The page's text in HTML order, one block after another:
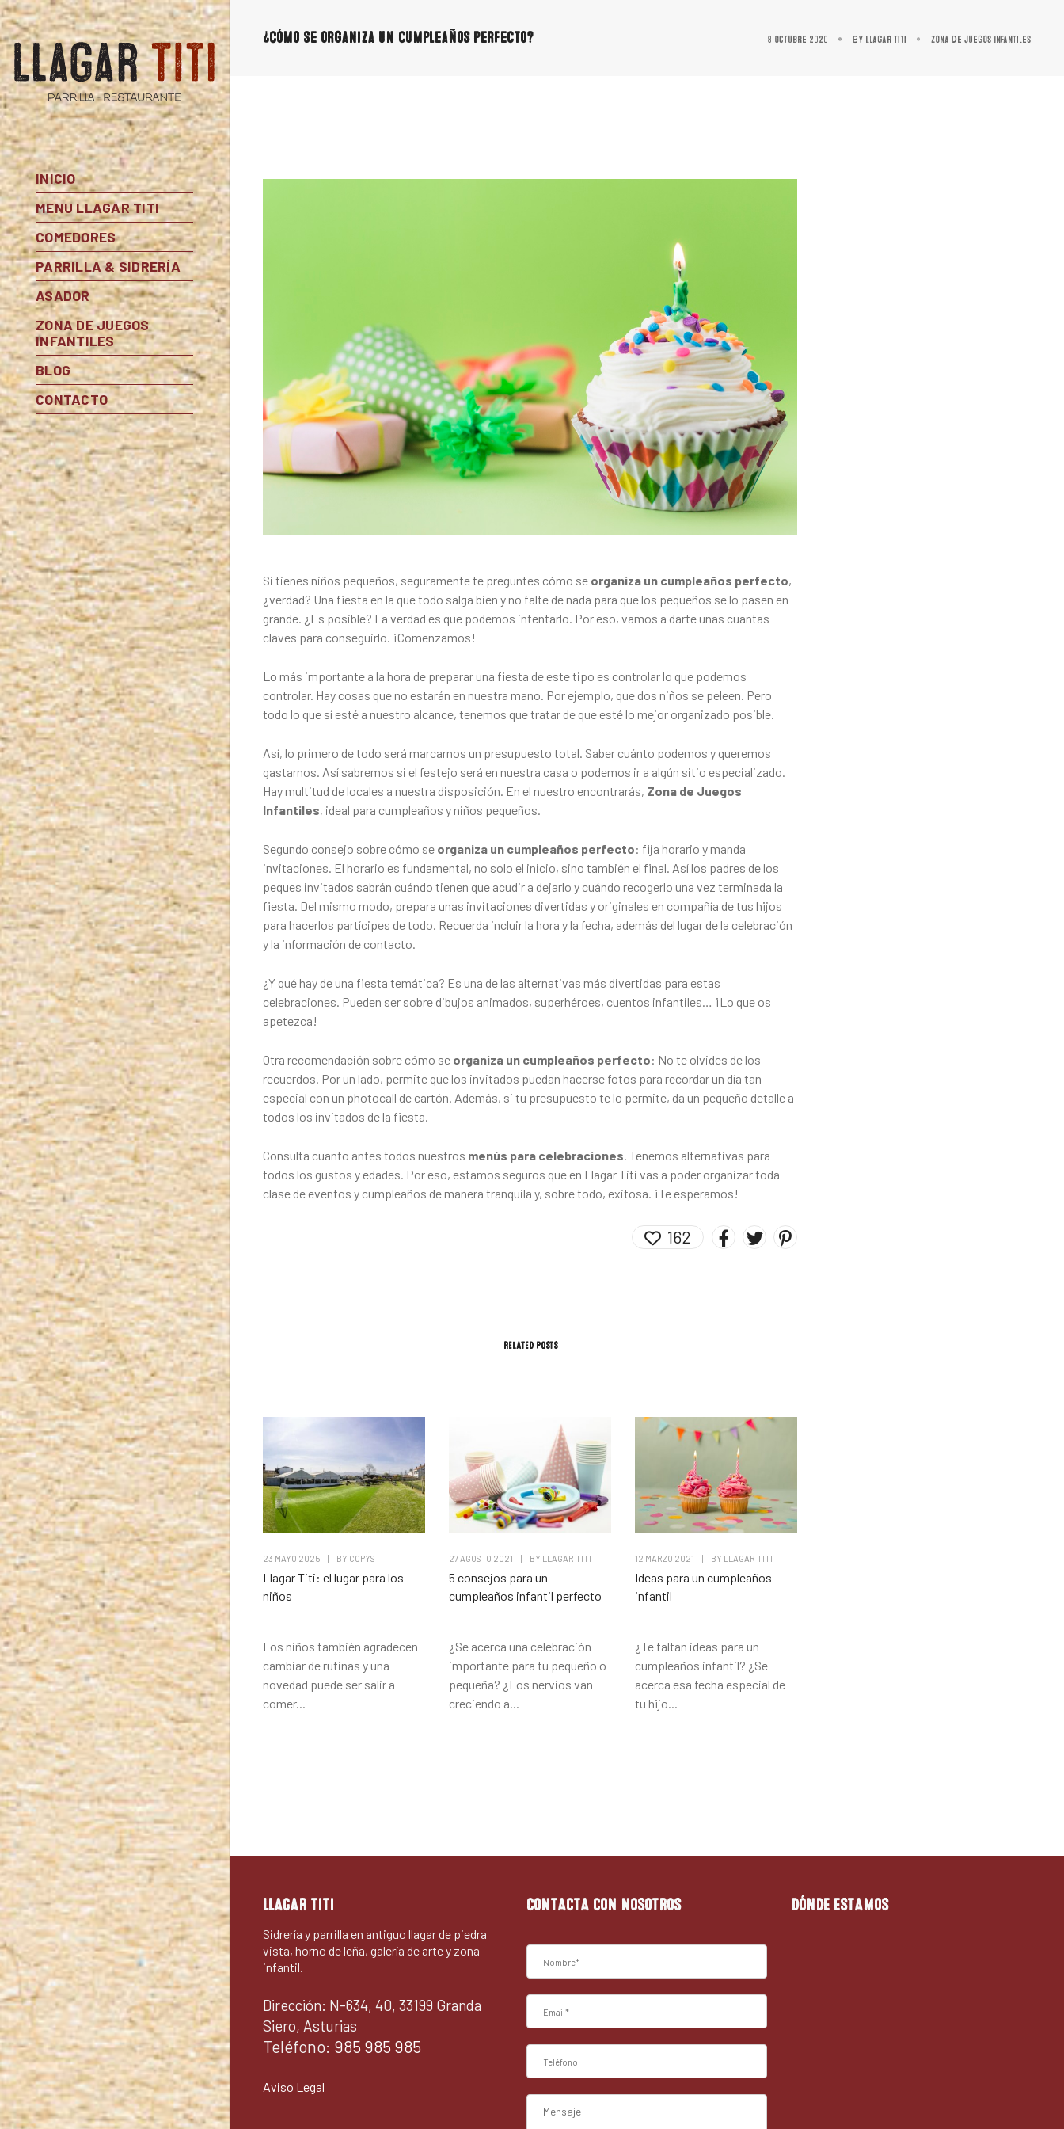
INICIO
MENU LLAGAR TITI
COMEDORES
PARRILLA & SIDRERÍA
ASADOR
ZONA DE JUEGOS
INFANTILES
BLOG
CONTACTO
¿Cómo se organiza un cumpleaños perfecto? 8 octubre 2020 By Llagar Titi Zona de Juegos Infantiles
Si tienes niños pequeños, seguramente te preguntes cómo se organiza un cumpleaños perfecto,
¿verdad? Una fiesta en la que todo salga bien y no falte de nada para que los pequeños se lo pasen en
grande. ¿Es posible? La verdad es que podemos intentarlo. Por eso, vamos a darte unas cuantas
claves para conseguirlo. ¡Comenzamos!
Lo más importante a la hora de preparar una fiesta de este tipo es controlar lo que podemos
controlar. Hay cosas que no estarán en nuestra mano. Por ejemplo, que dos niños se peleen. Pero
todo lo que sí esté a nuestro alcance, tenemos que tratar de que esté lo mejor organizado posible.
Así, lo primero de todo será marcarnos un presupuesto total. Saber cuánto podemos y queremos
gastarnos. Así sabremos si el festejo será en nuestra casa o podemos ir a algún sitio especializado.
Hay multitud de locales a nuestra disposición. En el nuestro encontrarás, Zona de Juegos
Infantiles, ideal para cumpleaños y niños pequeños.
Segundo consejo sobre cómo se organiza un cumpleaños perfecto: fija horario y manda
invitaciones. El horario es fundamental, no solo el inicio, sino también el final. Así los padres de los
peques invitados sabrán cuándo tienen que acudir a dejarlo y cuándo recogerlo una vez terminada la
fiesta. Del mismo modo, prepara unas invitaciones divertidas y originales en compañía de tus hijos
para hacerlos partícipes de todo. Recuerda incluir la hora y la fecha, además del lugar de la celebración
y la información de contacto.
¿Y qué hay de una fiesta temática? Es una de las alternativas más divertidas para estas
celebraciones. Pueden ser sobre dibujos animados, superhéroes, cuentos infantiles… ¡Lo que os
apetezca!
Otra recomendación sobre cómo se organiza un cumpleaños perfecto: No te olvides de los
recuerdos. Por un lado, permite que los invitados puedan hacerse fotos para recordar un día tan
especial con un photocall de cartón. Además, si tu presupuesto te lo permite, da un pequeño detalle a
todos los invitados de la fiesta.
Consulta cuanto antes todos nuestros menús para celebraciones . Tenemos alternativas para
todos los gustos y edades. Por eso, estamos seguros que en Llagar Titi vas a poder organizar toda
clase de eventos y cumpleaños de manera tranquila y, sobre todo, exitosa. ¡Te esperamos!
162
RELATED POSTS
23 MAYO 2025 BY COPYS
Llagar Titi: el lugar para los
niños
Los niños también agradecen
cambiar de rutinas y una
novedad puede ser salir a
comer...
27 AGOSTO 2021 BY LLAGAR TITI
5 consejos para un
cumpleaños infantil perfecto
¿Se acerca una celebración
importante para tu pequeño o
pequeña? ¿Los nervios van
creciendo a...
12 MARZO 2021 BY LLAGAR TITI
Ideas para un cumpleaños
infantil
¿Te faltan ideas para un
cumpleaños infantil? ¿Se
acerca esa fecha especial de
tu hijo...
LLAGAR TITI
Sidrería y parrilla en antiguo llagar de piedra
vista, horno de leña, galería de arte y zona
infantil.
Dirección: N-634, 40, 33199 Granda
Siero, Asturias
Teléfono: 985 985 985
Aviso Legal
CONTACTA CON NOSOTROS DÓNDE ESTAMOS